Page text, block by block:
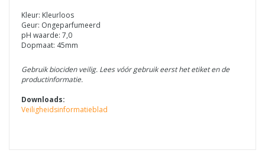
Kleur: Kleurloos
Geur: Ongeparfumeerd
pH waarde: 7,0
Dopmaat: 45mm
Gebruik biociden veilig. Lees vóór gebruik eerst het etiket en de
productinformatie.
Downloads:
Veiligheidsinformatieblad